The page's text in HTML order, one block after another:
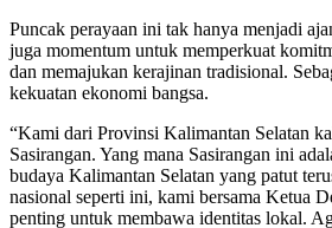
Puncak perayaan ini tak hanya menjadi
juga momentum untuk memperkuat
dan memajukan kerajinan tradisional.
kekuatan ekonomi bangsa.
“Kami dari Provinsi Kalimantan Selatan
Sasirangan. Yang mana Sasirangan ini
budaya Kalimantan Selatan yang patut
nasional seperti ini, kami bersama Ketua
penting untuk membawa identitas lokal.